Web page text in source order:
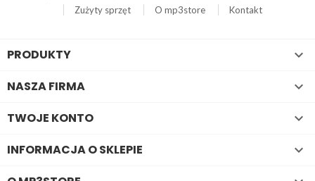
Zużyty sprzęt
O mp3store Kontakt
PRODUKTY 
NASZA FIRMA 
TWOJE KONTO 
INFORMACJA O SKLEPIE 